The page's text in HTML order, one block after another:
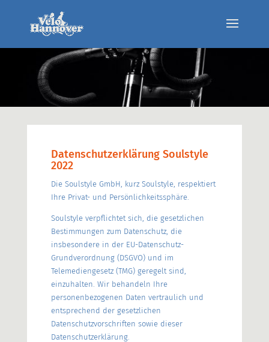
Datenschutzerklärung Soulstyle
2022
Die Soulstyle GmbH, kurz Soulstyle, respektiert
Ihre Privat- und Persönlichkeitssphäre.
Soulstyle verpflichtet sich, die gesetzlichen
Bestimmungen zum Datenschutz, die
insbesondere in der EU-Datenschutz-
Grundverordnung (DSGVO) und im
Telemediengesetz (TMG) geregelt sind,
einzuhalten. Wir behandeln Ihre
personenbezogenen Daten vertraulich und
entsprechend der gesetzlichen
Datenschutzvorschriften sowie dieser
Datenschutzerklärung.